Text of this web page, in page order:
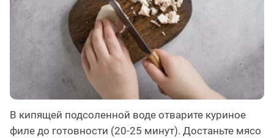
В кипящей подсоленной воде отварите куриное
филе до готовности (20-25 минут). Достаньте мясо